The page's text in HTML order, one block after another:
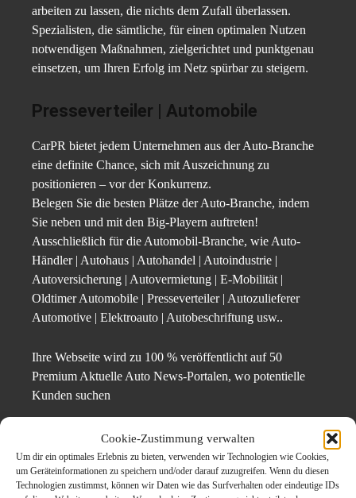
Cookie-Zustimmung verwalten
Um dir ein optimales Erlebnis zu bieten, verwenden wir Technologien wie Cookies,
um Geräteinformationen zu speichern und/oder darauf zuzugreifen. Wenn du diesen
Technologien zustimmst, können wir Daten wie das Surfverhalten oder eindeutige IDs
arbeiten zu lassen, die nichts dem Zufall überlassen.
Spezialisten, die sämtliche, für einen optimalen Nutzen
notwendigen Maßnahmen, zielgerichtet und punktgenau
einsetzen, um Ihren Erfolg im Netz spürbar zu steigern.
Presseverteiler | Automobile
CarPR bietet jedem Unternehmen aus der Auto-Branche
eine definite Chance, sich mit Auszeichnung zu
positionieren – vor der Konkurrenz.
Belegen Sie die besten Plätze der Auto-Branche, indem
Sie neben und mit den Big-Playern auftreten!
Ausschließlich für die Automobil-Branche, wie Auto-
Händler | Autohaus | Autohandel | Autoindustrie |
Autoversicherung | Autovermietung | E-Mobilität |
Oldtimer Automobile | Presseverteiler | Autozulieferer
Automotive | Elektroauto | Autobeschriftung usw..
Ihre Webseite wird zu 100 % veröffentlicht auf 50
Premium Aktuelle Auto News-Portalen, wo potentielle
Kunden suchen
Pressekontakt: Prnews24
47178 Duisburg